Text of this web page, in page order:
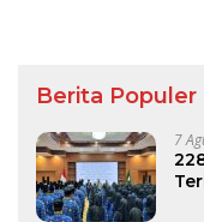
Berita Populer
7